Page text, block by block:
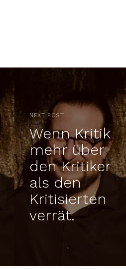
NEXT POST
Wenn Kritik
mehr über
den Kritiker
als den
Kritisierten
verrät.